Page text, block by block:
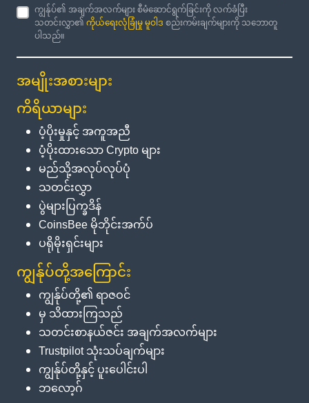
ကျွန်ုပ်၏ အချက်အလက်များ စီမံဆောင်ရွက်ခြင်းကို လက်ခံပြီး
သတင်းလွှာ၏ကိုယ်ရေးလုံခြုံမှု မူဝါဒစည်းကမ်းချက်များကို သဘောတူ
ပါသည်။
အမျိုးအစားများ
ကိရိယာများ
ပံ့ပိုးမှုနှင့် အကူအညီ
ပံ့ပိုးထားသော Crypto များ
မည်သို့အလုပ်လုပ်ပုံ
သတင်းလွှာ
ပွဲများပြက္ခဒိန်
CoinsBee မိုဘိုင်းအက်ပ်
ပရိုမိုးရှင်းများ
ကျွန်ုပ်တို့အကြောင်း
ကျွန်ုပ်တို့၏ ရာဇဝင်
မှ သိထားကြသည်
သတင်းစာနယ်ဇင်း အချက်အလက်များ
Trustpilot သုံးသပ်ချက်များ
ကျွန်ုပ်တို့နှင့် ပူးပေါင်းပါ
ဘလော့ဂ်